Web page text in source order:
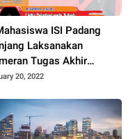
ISI Padang
Laksanakan
Tugas Akhir
Tema Satuneh
20, 2022